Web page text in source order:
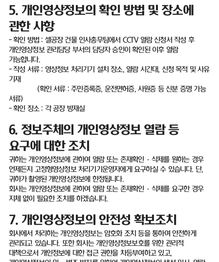
5. 개인영상정보의 확인 방법 및 장소에
관한 사항
-확인 방법 : 셀공장 건물 인사총무팀에서 CCTV 열람 신청서 작성 후
개인영상정보 관리담당 부서의 담당자 승인이 확인된 이후 열람
가능합니다.
-작성 서류: 영상정보 처리기기 설치 장소, 열람 시간대, 신청 목적 및 사유
기재
(확인 서류 :주민증록증, 운전면허증, 사원증 등 신분 증명 가능
서류)
-확인 장소 : 각 공장 방재실
6. 정보주체의 개인영상정보 열람 등
요구에 대한 조치
귀하는 개인영상정보에 관하여 열람 또는 존재확인 · 삭제를 원하는 경우
언제든지 고정형영상정보 처리기기운영자에게 요구하실 수 있습니다. 단,
귀하가 촬영된 개인영상정보에 한정됩니다.
회사는 개인영상정보에 관하여 열람 또는 존재확인 · 삭제를 요구한 경우
지체 없이 필요한 조치를 하겠습니다.
7. 개인영상정보의 안전성 확보조치
회사에서 처리하는 개인영상정보는 암호화 조치 등을 통하여 안전하게
관리되고 있습니다. 또한 회사는 개인영상정보보호를 위한 관리적
대책으로서 개인정보에 대한 접근 권한을 차등부여하고 있고,